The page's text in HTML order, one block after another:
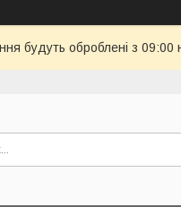
будуть оброблені з